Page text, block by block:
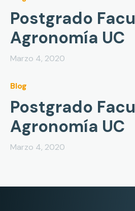
Postgrado
Agronomía UC
Marzo 4, 2020
Blog
Postgrado
Agronomía UC
Marzo 4, 2020